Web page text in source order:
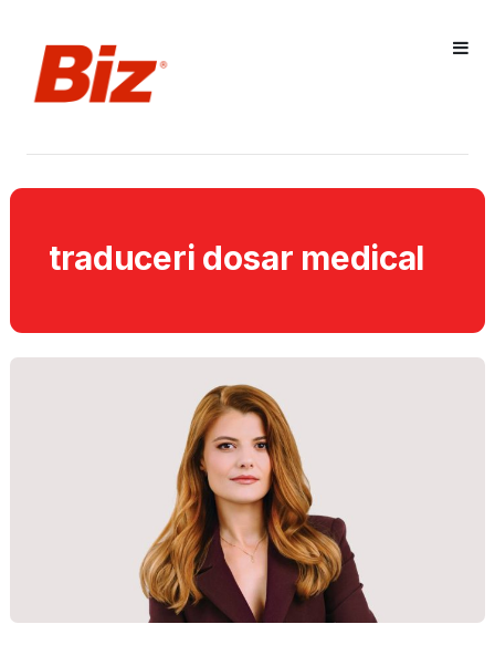
traduceri dosar medical